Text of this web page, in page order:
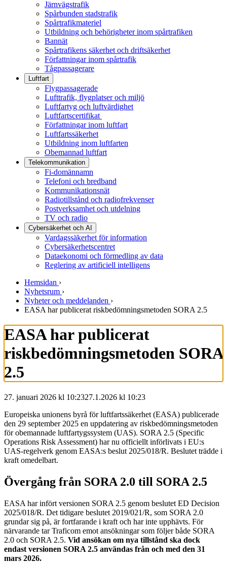
Järnvägstrafik
Spårbunden stadstrafik
Spårtrafikmateriel
Utbildning och behörigheter inom spårtrafiken
Bannät
Spårtrafikens säkerhet och driftsäkerhet
Författningar inom spårtrafik
Tågpassagerare
Luftfart
Flygpassagerade
Lufttrafik, flygplatser och miljö
Luftfartyg och luftvärdighet
Luftfartscertifikat
Författningar inom luftfart
Luftfartssäkerhet
Utbildning inom luftfarten
Obemannad luftfart
Telekommunikation
Fi-domännamn
Telefoni och bredband
Kommunikationsnät
Radiotillstånd och radiofrekvenser
Postverksamhet och utdelning
TV och radio
Cybersäkerhet och AI
Vardagssäkerhet för information
Cybersäkerhetscentret
Dataekonomi och förmedling av data
Reglering av artificiell intelligens
Hemsidan ›
Nyhetsrum ›
Nyheter och meddelanden ›
EASA har publicerat riskbedömningsmetoden SORA 2.5
EASA har publicerat
riskbedömningsmetoden SORA
2.5
27. januari 2026 kl 10:2327.1.2026 kl 10:23
Europeiska unionens byrå för luftfartssäkerhet (EASA) publicerade
den 29 september 2025 en uppdatering av riskbedömningsmetoden
för obemannade luftfartygssystem (UAS). SORA 2.5 (Specific
Operations Risk Assessment) har nu officiellt införlivats i EU:s
UAS-regelverk genom EASA:s beslut 2025/018/R. Beslutet trädde i
kraft omedelbart.
Övergång från SORA 2.0 till SORA 2.5
EASA har infört versionen SORA 2.5 genom beslutet ED Decision
2025/018/R. Det tidigare beslutet 2019/021/R, som SORA 2.0
grundar sig på, är fortfarande i kraft och har inte upphävts. För
närvarande tar Traficom emot ansökningar som följer både SORA
2.0 och SORA 2.5. Vid ansökan om nya tillstånd ska dock
endast versionen SORA 2.5 användas från och med den 31
mars 2026.